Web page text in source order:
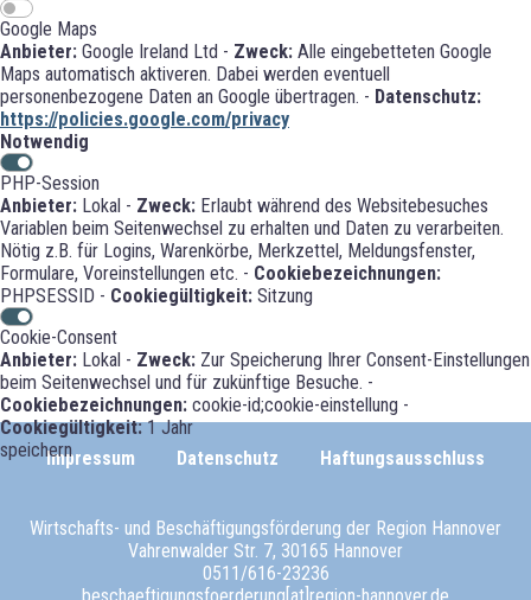
Google Maps
Anbieter: Google Ireland Ltd - Zweck: Alle eingebetteten Google
Maps automatisch aktiveren. Dabei werden eventuell
personenbezogene Daten an Google übertragen. - Datenschutz:
https://policies.google.com/privacy
Notwendig
PHP-Session
Anbieter: Lokal - Zweck: Erlaubt während des Websitebesuches
Variablen beim Seitenwechsel zu erhalten und Daten zu verarbeiten.
Nötig z.B. für Logins, Warenkörbe, Merkzettel, Meldungsfenster,
Formulare, Voreinstellungen etc. - Cookiebezeichnungen:
PHPSESSID - Cookiegültigkeit: Sitzung
Cookie-Consent
Anbieter: Lokal - Zweck: Zur Speicherung Ihrer Consent-Einstellungen
beim Seitenwechsel und für zukünftige Besuche. -
Cookiebezeichnungen: cookie-id;cookie-einstellung -
Cookiegültigkeit:1 Jahr
speichernImpressum Datenschutz Haftungsausschluss
Wirtschafts- und Beschäftigungsförderung der Region Hannover
Vahrenwalder Str. 7, 30165 Hannover
0511/616-23236